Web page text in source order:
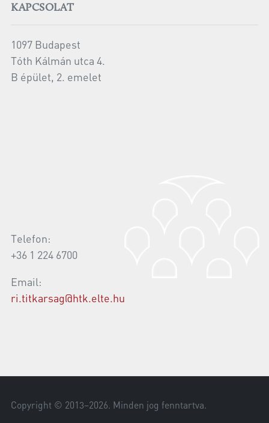
KAPCSOLAT
1097 Budapest
Tóth Kálmán utca 4.
B épület, 2. emelet
Telefon:
+36 1 224 6700
Email:
ri.titkarsag@htk.elte.hu
Copyright © 2013–2026. Minden jog fenntartva.